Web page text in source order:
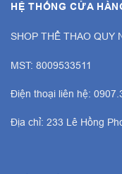
HỆ THỐNG CỬA
SHOP THỂ THAO QUY
MST: 8009533511
Điện thoại liên hệ:
Địa chỉ: 233 Lê Hồng